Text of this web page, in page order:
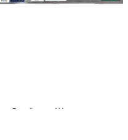
Pantaila-argazki bat ateratzen